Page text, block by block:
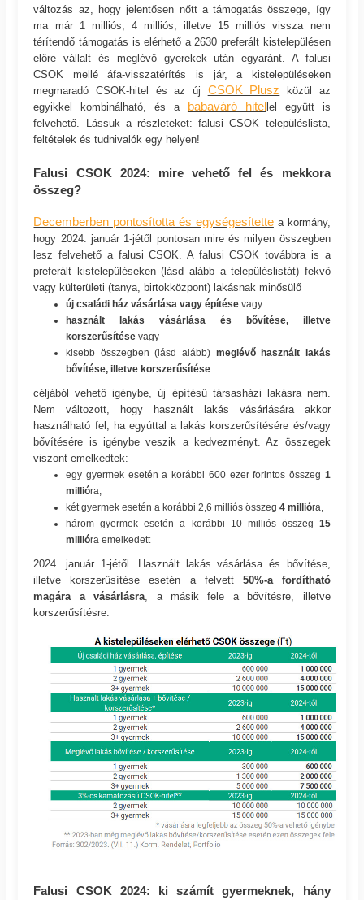
változás az, hogy jelentősen nőtt a támogatás összege, így
ma már 1 milliós, 4 milliós, illetve 15 milliós vissza nem
térítendő támogatás is elérhető a 2630 preferált kistelepülésen
előre vállalt és meglévő gyerekek után egyaránt. A falusi
CSOK mellé áfa-visszatérítés is jár, a kistelepüléseken
megmaradó CSOK-hitel és az új CSOK Plusz közül az
egyikkel kombinálható, és a babaváró hitellel együtt is
felvehető. Lássuk a részleteket: falusi CSOK településlista,
feltételek és tudnivalók egy helyen!
Falusi CSOK 2024: mire vehető fel és mekkora
összeg?
Decemberben pontosította és egységesítette a kormány,
hogy 2024. január 1-jétől pontosan mire és milyen összegben
lesz felvehető a falusi CSOK. A falusi CSOK továbbra is a
preferált kistelepüléseken (lásd alább a településlistát) fekvő
vagy külterületi (tanya, birtokközpont) lakásnak minősülő
új családi ház vásárlása vagy építése vagy
használt lakás vásárlása és bővítése, illetve
korszerűsítése vagy
kisebb összegben (lásd alább) meglévő használt lakás
bővítése, illetve korszerűsítése
céljából vehető igénybe, új építésű társasházi lakásra nem.
Nem változott, hogy használt lakás vásárlására akkor
használható fel, ha egyúttal a lakás korszerűsítésére és/vagy
bővítésére is igénybe veszik a kedvezményt. Az összegek
viszont emelkedtek:
egy gyermek esetén a korábbi 600 ezer forintos összeg 1
millióra,
két gyermek esetén a korábbi 2,6 milliós összeg 4 millióra,
három gyermek esetén a korábbi 10 milliós összeg 15
millióra emelkedett
2024. január 1-jétől. Használt lakás vásárlása és bővítése,
illetve korszerűsítése esetén a felvett
50%-a fordítható
magára a vásárlásra , a másik fele a bővítésre, illetve
korszerűsítésre.
Falusi CSOK 2024: ki számít gyermeknek, hány